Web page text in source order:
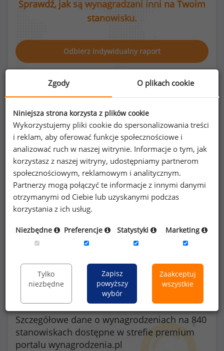
Sprawdź, jak są wynagradzani inni na Twoim
stanowisku.
Odbierz indywidualny raport
Rozkład płci na stanowisku inspektor obrony
cywilnej
36% 64%
Szczegółowe dane o wynagrodzeniach na 840
stanowiskach dostępne w strefie premium
portalu wynagrodzenia.pl
Zgody O plikach cookie
Niniejsza strona korzysta z plików cookie
Wykorzystujemy pliki cookie do spersonalizowania treści
i reklam, aby oferować funkcje społecznościowe i
analizować ruch w naszej witrynie. Informacje o tym, jak
korzystasz z naszej witryny, udostępniamy partnerom
społecznościowym, reklamowym i analitycznym.
Partnerzy mogą połączyć te informacje z innymi danymi
otrzymanymi od Ciebie lub uzyskanymi podczas
korzystania z ich usług.
Niezbędne Preferencje Statystyki Marketing
Tylko
niezbędne
Zapisz
powyższy
wybór
Zaakceptuj
wszystkie